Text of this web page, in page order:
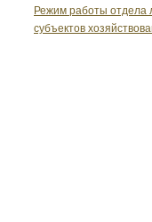
Режим работы отдела
субъектов